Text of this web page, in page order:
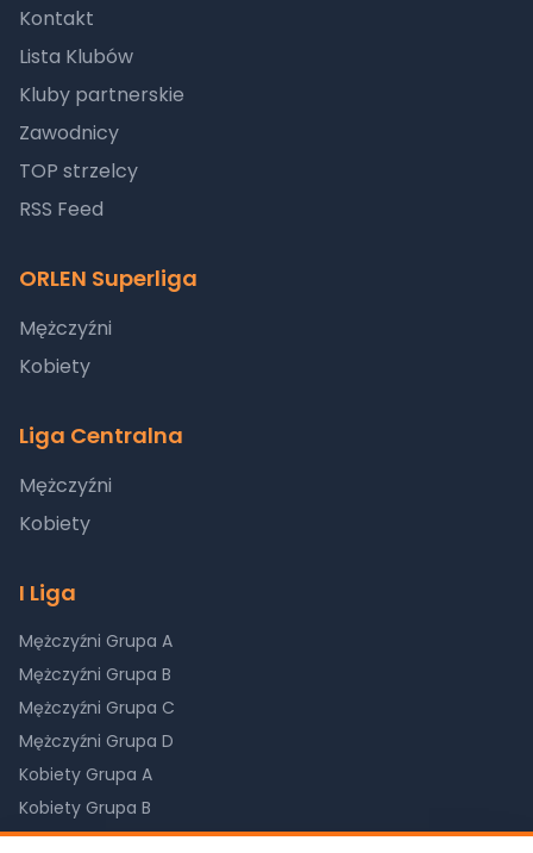
Kontakt
Lista Klubów
Kluby partnerskie
Zawodnicy
TOP strzelcy
RSS Feed
ORLEN Superliga
Mężczyźni
Kobiety
Liga Centralna
Mężczyźni
Kobiety
I Liga
Mężczyźni Grupa A
Mężczyźni Grupa B
Mężczyźni Grupa C
Mężczyźni Grupa D
Kobiety Grupa A
Kobiety Grupa B
Kobiety Grupa C